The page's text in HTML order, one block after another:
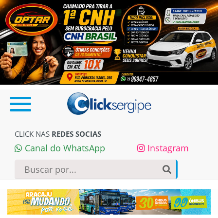
CLICK NAS REDES SOCIAS
Canal do WhatsApp Instagram